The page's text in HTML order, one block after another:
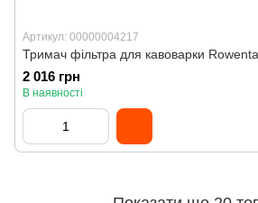
Артикул: 00000004217
Тримач фільтра для кавоварки
2 016 грн
В наявності